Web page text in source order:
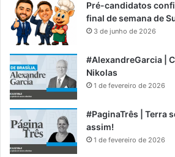
Pré-candidatos
final de semana de
3 de junho de 2026
#AlexandreGarcia |
Nikolas
1 de fevereiro de 2026
#PaginaTrês | Terra
assim!
1 de fevereiro de 2026